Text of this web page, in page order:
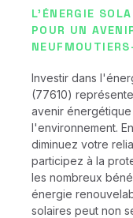
L'ÉNERGIE
POUR UN
Investir dans
(77610)
avenir
l'environnement.
diminuez votre
participez à la
les nombreux
énergie
solaires peut non